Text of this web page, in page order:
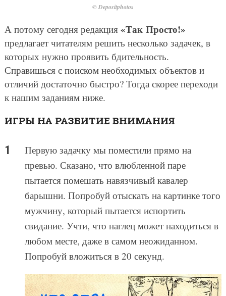
© Depositphotos
А потому сегодня редакция «Так Просто!»
предлагает читателям решить несколько задачек, в
которых нужно проявить бдительность.
Справишься с поиском необходимых объектов и
отличий достаточно быстро? Тогда скорее переходи
к нашим заданиям ниже.
ИГРЫ НА РАЗВИТИЕ ВНИМАНИЯ
Первую задачку мы поместили прямо на
превью. Сказано, что влюбленной паре
пытается помешать навязчивый кавалер
барышни. Попробуй отыскать на картинке того
мужчину, который пытается испортить
свидание. Учти, что наглец может находиться в
любом месте, даже в самом неожиданном.
Попробуй вложиться в 20 секунд.